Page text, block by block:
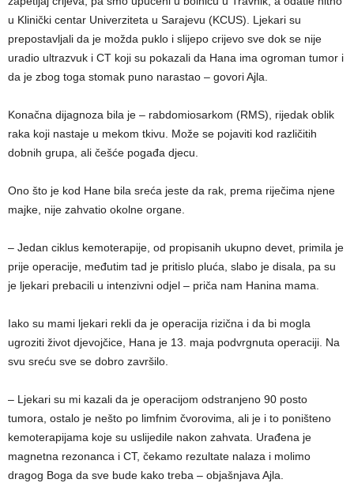
u Klinički centar Univerziteta u Sarajevu (KCUS). Ljekari su
prepostavljali da je možda puklo i slijepo crijevo sve dok se nije
uradio ultrazvuk i CT koji su pokazali da Hana ima ogroman tumor i
da je zbog toga stomak puno narastao – govori Ajla.
Konačna dijagnoza bila je – rabdomiosarkom (RMS), rijedak oblik
raka koji nastaje u mekom tkivu. Može se pojaviti kod različitih
dobnih grupa, ali češće pogađa djecu.
Ono što je kod Hane bila sreća jeste da rak, prema riječima njene
majke, nije zahvatio okolne organe.
– Jedan ciklus kemoterapije, od propisanih ukupno devet, primila je
prije operacije, međutim tad je pritislo pluća, slabo je disala, pa su
je ljekari prebacili u intenzivni odjel – priča nam Hanina mama.
Iako su mami ljekari rekli da je operacija rizična i da bi mogla
ugroziti život djevojčice, Hana je 13. maja podvrgnuta operaciji. Na
svu sreću sve se dobro završilo.
– Ljekari su mi kazali da je operacijom odstranjeno 90 posto
tumora, ostalo je nešto po limfnim čvorovima, ali je i to poništeno
kemoterapijama koje su uslijedile nakon zahvata. Urađena je
magnetna rezonanca i CT, čekamo rezultate nalaza i molimo
dragog Boga da sve bude kako treba – objašnjava Ajla.